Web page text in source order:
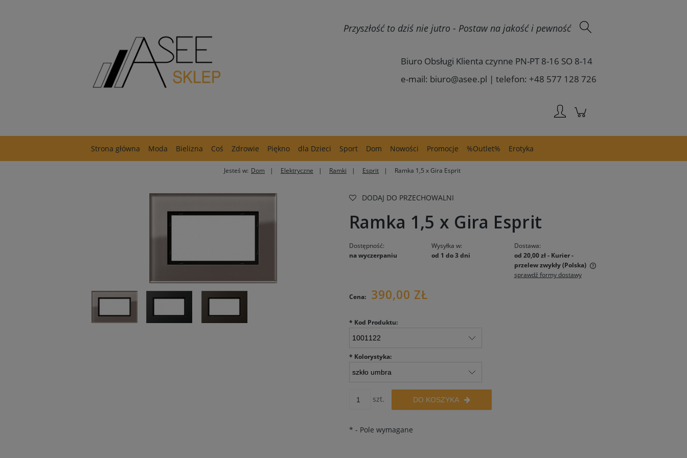
Przyszłość to dziś nie jutro - Postaw na jakość i pewność
Biuro Obsługi Klienta czynne PN-PT 8-16 SO 8-14
e-mail: biuro@asee.pl | telefon: +48 577 128 726
Strona główna Moda Bielizna Coś Zdrowie Piękno dla Dzieci Sport Dom Nowości Promocje %Outlet% Erotyka
Jesteś w: Dom Elektryczne Ramki Esprit Ramka 1,5 x Gira Esprit
DODAJ DO PRZECHOWALNI
Ramka 1,5 x Gira Esprit
Dostępność:
na wyczerpaniu
Wysyłka w:
od 1 do 3 dni
Dostawa:
od 20,00 zł - Kurier -
przelew zwykły (Polska)
sprawdź formy dostawy
Cena: 390,00 ZŁ
* Kod Produktu:
* Kolorystyka:
szt. DO KOSZYKA
* - Pole wymagane